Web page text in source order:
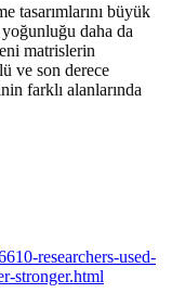
tasarımlarını büyük
daha da
matrislerin
ve son derece
farklı alanlarında
researchers-used-
stronger.html